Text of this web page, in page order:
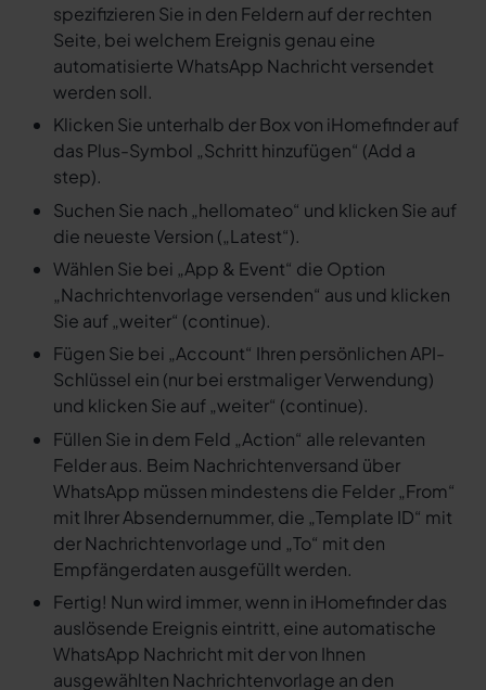
spezifizieren Sie in den Feldern auf der rechten
Seite, bei welchem Ereignis genau eine
automatisierte WhatsApp Nachricht versendet
werden soll.
Klicken Sie unterhalb der Box von iHomefinder auf
das Plus-Symbol „Schritt hinzufügen“ (Add a
step).
Suchen Sie nach „hellomateo“ und klicken Sie auf
die neueste Version („Latest“).
Wählen Sie bei „App & Event“ die Option
„Nachrichtenvorlage versenden“ aus und klicken
Sie auf „weiter“ (continue).
Fügen Sie bei „Account“ Ihren persönlichen API-
Schlüssel ein (nur bei erstmaliger Verwendung)
und klicken Sie auf „weiter“ (continue).
Füllen Sie in dem Feld „Action“ alle relevanten
Felder aus. Beim Nachrichtenversand über
WhatsApp müssen mindestens die Felder „From“
mit Ihrer Absendernummer, die „Template ID“ mit
der Nachrichtenvorlage und „To“ mit den
Empfängerdaten ausgefüllt werden.
Fertig! Nun wird immer, wenn in iHomefinder das
auslösende Ereignis eintritt, eine automatische
WhatsApp Nachricht mit der von Ihnen
ausgewählten Nachrichtenvorlage an den